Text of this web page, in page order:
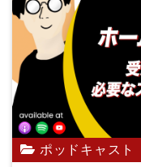
ポッドキャスト